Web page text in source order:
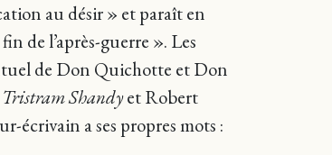
au désir » et paraît en
de l’après-guerre ». Les
de Don Quichotte et Don
Tristram Shandyet Robert
écrivain a ses propres mots :